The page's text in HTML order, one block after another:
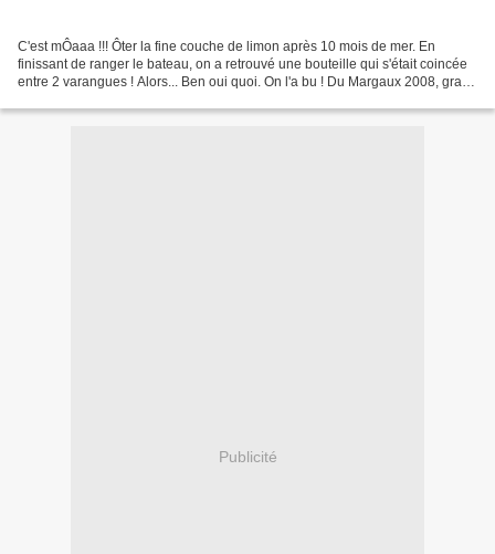
C'est mÔaaa !!! Ôter la fine couche de limon après 10 mois de mer. En
finissant de ranger le bateau, on a retrouvé une bouteille qui s'était coincée
entre 2 varangues ! Alors... Ben oui quoi. On l'a bu ! Du Margaux 2008, grand
Publicité